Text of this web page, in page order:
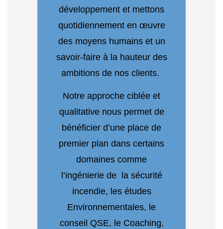
développement et mettons
quotidiennement en œuvre
des moyens humains et un
savoir-faire à la hauteur des
ambitions de nos clients.
Notre approche ciblée et
qualitative nous permet de
bénéficier d’une place de
premier plan dans certains
domaines comme
l’ingénierie de la sécurité
incendie, les études
Environnementales, le
conseil QSE, le Coaching,